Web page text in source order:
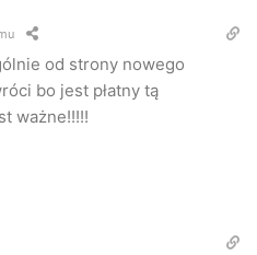
od strony nowego
bo jest płatny tą
ważne!!!!!